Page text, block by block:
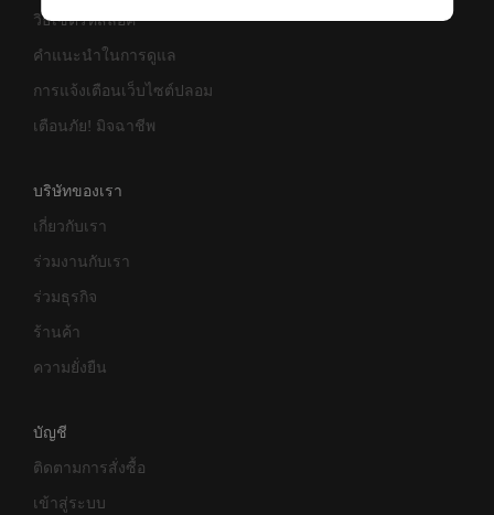
วิธีเซ็ตรหัสล็อค
คำแนะนำในการดูแล
การแจ้งเตือนเว็บไซต์ปลอม
เตือนภัย! มิจฉาชีพ
บริษัทของเรา
เกี่ยวกับเรา
ร่วมงานกับเรา
ร่วมธุรกิจ
ร้านค้า
ความยั่งยืน
บัญชี
ติดตามการสั่งซื้อ
เข้าสู่ระบบ